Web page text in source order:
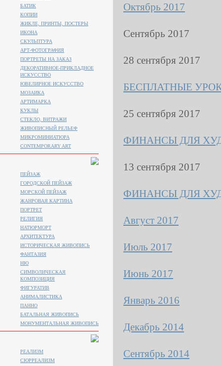
Октябрь 2017
Сентябрь 2017
28 сентября 2017
БЕСПЛАТНЫЕ
25 сентября 2017
ФИНАНСЫ ДЛЯ
13 сентября 2017
ФИНАНСЫ ДЛЯ
Август 2017
Июль 2017
Июнь 2017
Январь 2016
Декабрь 2014
Сентябрь 2014
БАТИК
КОПИИ
ЖИКЛЕ, ПРИНТЫ, ПОСТЕРЫ
ИКОНА
СКУЛЬПТУРА
АРТ-ФОТОГРАФИЯ
ПОРТРЕТЫ НА ЗАКАЗ
ДЕКОРАТИВНОЕ-ПРИКЛАДНОЕ
ИСКУССТВО
ЮВЕЛИРНОЕ ИСКУССТВО
МОЗАИКА
АРТИМАРКА
КУКЛЫ
СТЕКЛО, ВИТРАЖИ
ЖИВОПИСНЫЙ РЕЛЬЕФ
МИКРОМИНИАТЮРА
CONTEMPORARY ART
ПЕЙЗАЖ
ГОРОДСКОЙ ПЕЙЗАЖ
МОРСКОЙ ПЕЙЗАЖ
ЖАНРОВАЯ КАРТИНА
ПОРТРЕТ
РЕЛИГИЯ
НАТЮРМОРТ
АРХИТЕКТУРА
ИСТОРИЧЕСКАЯ ЖИВОПИСЬ
ФАНТАЗИЯ
НЮ
СИМВОЛИЧЕСКАЯ
КОМПОЗИЦИЯ
ФИГУРАТИВ
АНИМАЛИСТИКA
ПАННО
БАТАЛЬНАЯ ЖИВОПИСЬ
МОНУМЕНТАЛЬНАЯ ЖИВОПИСЬ
РЕАЛИЗМ
СЮРРЕАЛИЗМ